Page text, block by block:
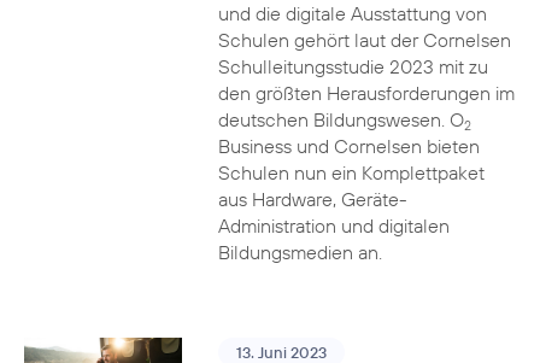
und die digitale Ausstattung von
Schulen gehört laut der Cornelsen
Schulleitungsstudie 2023 mit zu
den größten Herausforderungen im
deutschen Bildungswesen. O2
Business und Cornelsen bieten
Schulen nun ein Komplettpaket
aus Hardware, Geräte-
Administration und digitalen
Bildungsmedien an.
13. Juni 2023